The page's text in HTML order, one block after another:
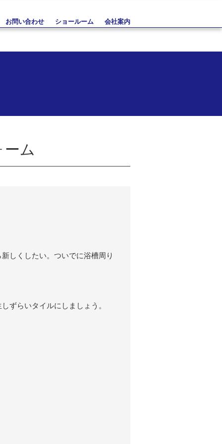
お問い合わせ ショールーム 会社案内
ム
しくしたい。ついでに浴槽周り
ずらいタイルにしましょう。